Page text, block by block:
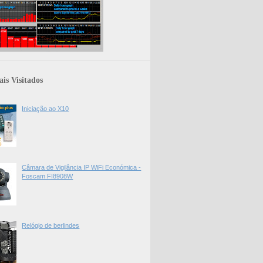
Visitados
Iniciação ao X10
Câmara de Vigilância IP WiFi Económica -
Foscam FI8908W
Relógio de berlindes